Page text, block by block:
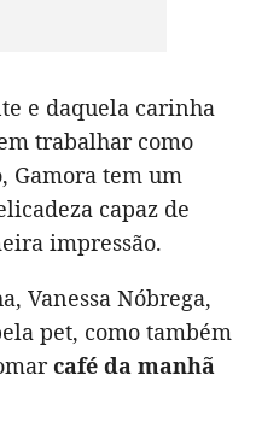
e daquela carinha
trabalhar como
Gamora tem um
capaz de
impressão.
Vanessa Nóbrega,
pet, como também
café da manhã